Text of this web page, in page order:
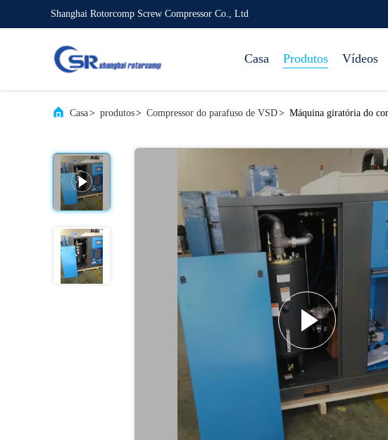
Shanghai Rotorcomp Screw Compressor Co., Ltd
Casa Produtos Vídeos
Casa> produtos> Compressor do parafuso de VSD> Máquina giratória do